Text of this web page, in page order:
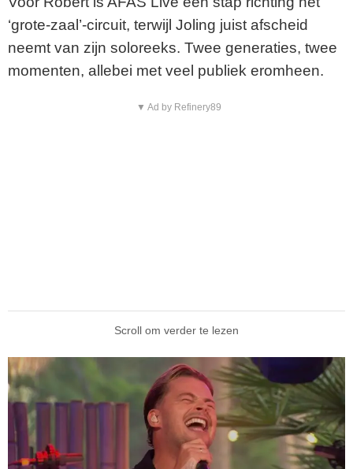
‘grote-zaal’-circuit, terwijl Joling juist afscheid
neemt van zijn soloreeks. Twee generaties, twee
momenten, allebei met veel publiek eromheen.
▼ Ad by Refinery89
Scroll om verder te lezen